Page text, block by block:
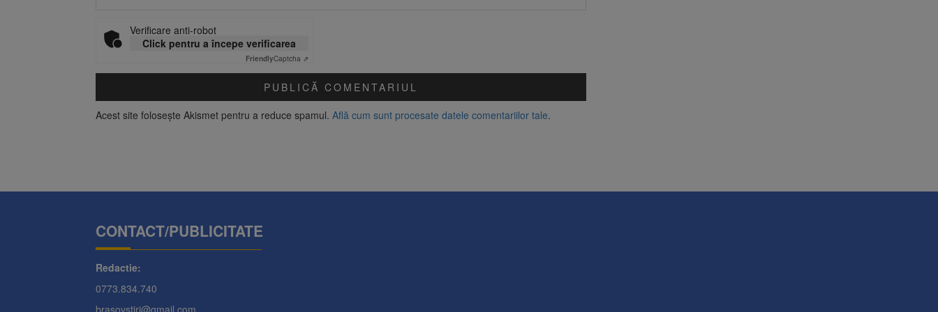
Verificare anti-robot
Click pentru a începe verificarea
FriendlyCaptcha ⇗
Acest site folosește Akismet pentru a reduce spamul. Află cum sunt procesate datele comentariilor tale.
CONTACT/PUBLICITATE
Redactie:
0773.834.740
brasovstiri@gmail.com